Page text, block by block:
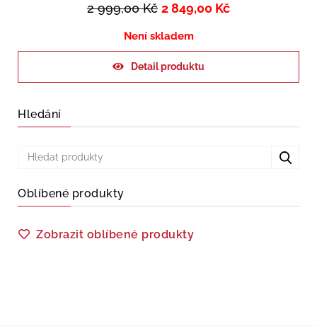
2 999,00Kč 2 849,00 Kč
Není skladem
Detail produktu
Hledání
Oblíbené produkty
Zobrazit oblíbené produkty